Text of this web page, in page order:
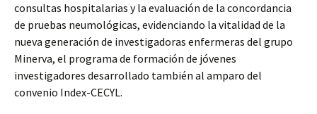
consultas hospitalarias y la evaluación de la concordancia
de pruebas neumológicas, evidenciando la vitalidad de la
nueva generación de investigadoras enfermeras del grupo
Minerva, el programa de formación de jóvenes
investigadores desarrollado también al amparo del
convenio Index-CECYL.